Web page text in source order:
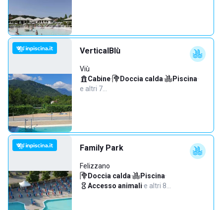
VerticalBlù
Viù
Cabine· Doccia calda· Piscina·
e altri 7…
Family Park
Felizzano
Doccia calda· Piscina·
Accesso animali·e altri 8…